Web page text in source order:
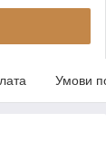
Умови